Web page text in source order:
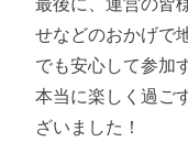
せなどのおかげで
でも安心して参加
本当に楽しく過ご
ざいました！